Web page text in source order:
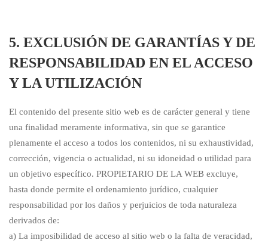
5. EXCLUSIÓN DE GARANTÍAS Y DE
RESPONSABILIDAD EN EL ACCESO
Y LA UTILIZACIÓN
El contenido del presente sitio web es de carácter general y tiene
una finalidad meramente informativa, sin que se garantice
plenamente el acceso a todos los contenidos, ni su exhaustividad,
corrección, vigencia o actualidad, ni su idoneidad o utilidad para
un objetivo específico. PROPIETARIO DE LA WEB excluye,
hasta donde permite el ordenamiento jurídico, cualquier
responsabilidad por los daños y perjuicios de toda naturaleza
derivados de:
a) La imposibilidad de acceso al sitio web o la falta de veracidad,